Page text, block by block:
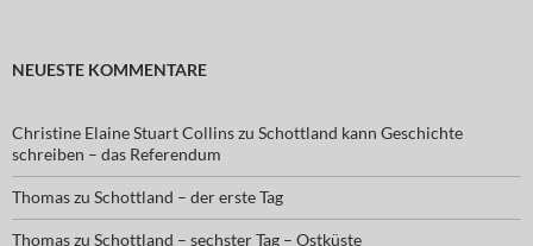
NEUESTE KOMMENTARE
Christine Elaine Stuart Collinszu Schottland kann Geschichte
schreiben – das Referendum
Thomaszu Schottland – der erste Tag
Thomaszu Schottland – sechster Tag – Ostküste